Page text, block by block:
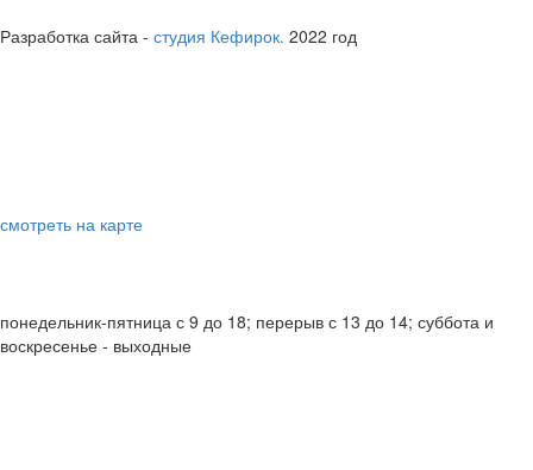
Разработка сайта - студия Кефирок. 2022 год
смотреть на карте
понедельник-пятница с 9 до 18; перерыв с 13 до 14; суббота и
воскресенье - выходные